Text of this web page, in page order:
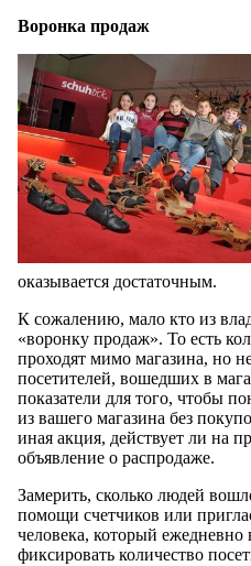
Воронка продаж
оказывается достаточным.
К сожалению, мало кто из
«воронку продаж». То есть
проходят мимо магазина, но
посетителей, вошедших в
показатели для того, чтобы
из вашего магазина без
иная акция, действует ли на
объявление о распродаже.
Замерить, сколько людей
помощи счетчиков или
человека, который
фиксировать количество